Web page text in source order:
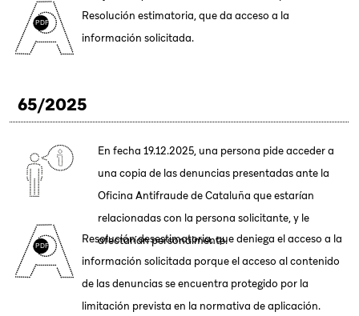
Resolución estimatoria, que da acceso a la
información solicitada.
65/2025
En fecha 19.12.2025, una persona pide acceder a
una copia de las denuncias presentadas ante la
Oficina Antifraude de Cataluña que estarían
relacionadas con la persona solicitante, y le
afectarían personalmente.
Resolución desestimatoria, que deniega el acceso a la
información solicitada porque el acceso al contenido
de las denuncias se encuentra protegido por la
limitación prevista en la normativa de aplicación.